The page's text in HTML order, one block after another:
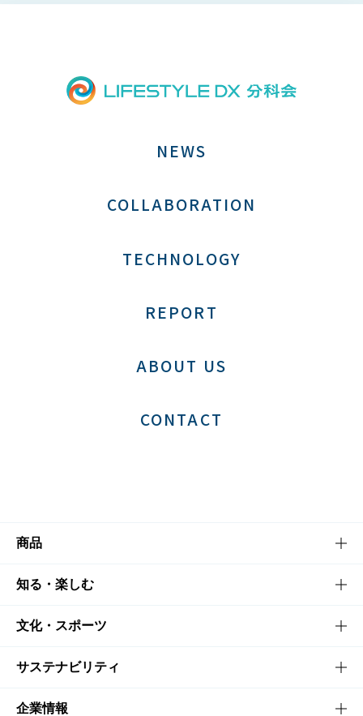
NEWS
COLLABORATION
TECHNOLOGY
REPORT
ABOUT US
CONTACT
商品
商品TOP
商品一覧
商品発売情報
栄養成分一覧
知る・楽しむ
知る・楽しむTOP
キャンペーン
工場見学
文化・スポーツ
文化・スポーツTOP
サントリーホール
サステナビリティ
サステナビリティTOP
企業情報